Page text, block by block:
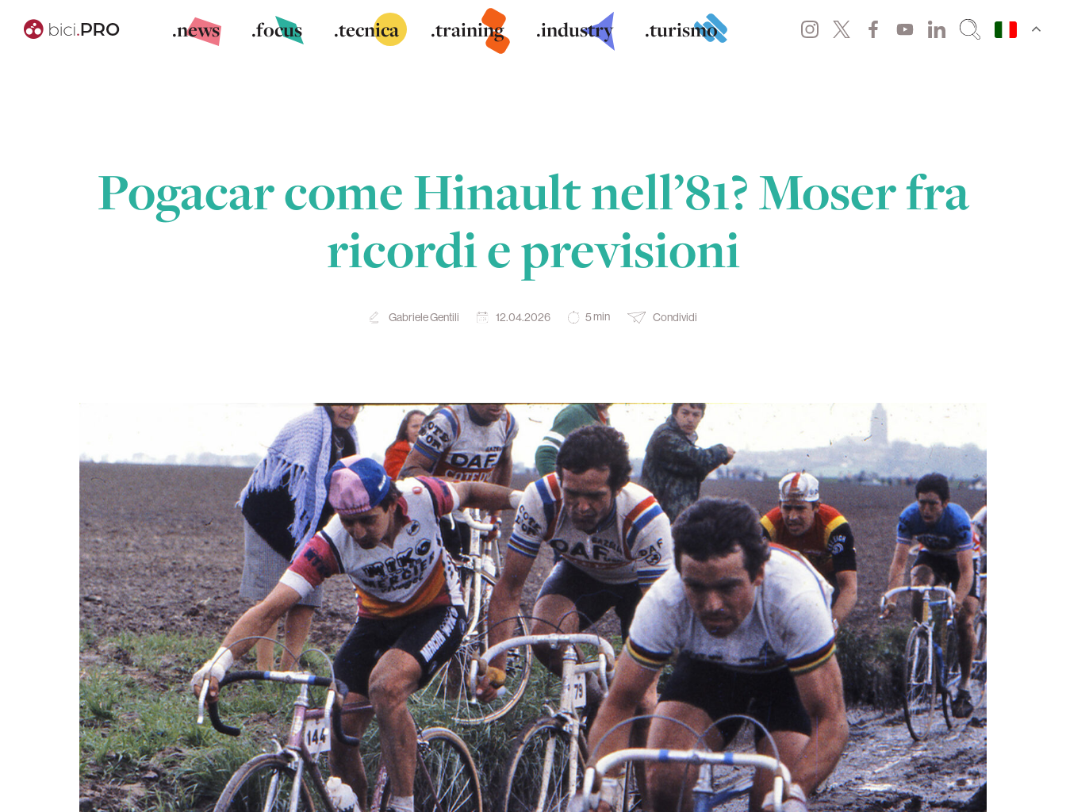
.news .focus .tecnica .training .industry .turismo
Pogacar come Hinault nell’81? Moser fra
ricordi e previsioni
Gabriele Gentili 12.04.2026 5min Condividi